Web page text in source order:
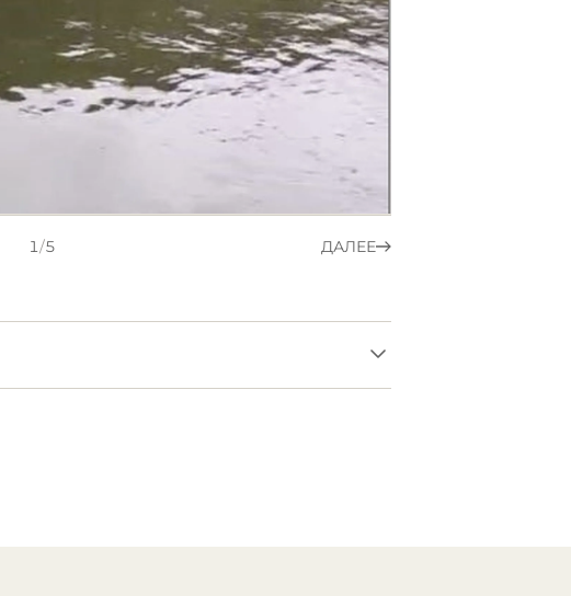
1/5 ДАЛЕЕ